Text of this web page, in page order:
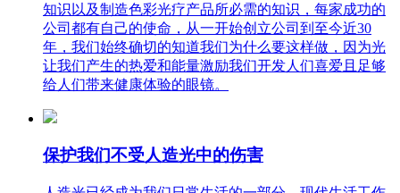
知识以及制造色彩光疗产品所必需的知识，每家成功的
公司都有自己的使命，从一开始创立公司到至今近30
年，我们始终确切的知道我们为什么要这样做，因为光
让我们产生的热爱和能量激励我们开发人们喜爱且足够
给人们带来健康体验的眼镜。
保护我们不受人造光中的伤害